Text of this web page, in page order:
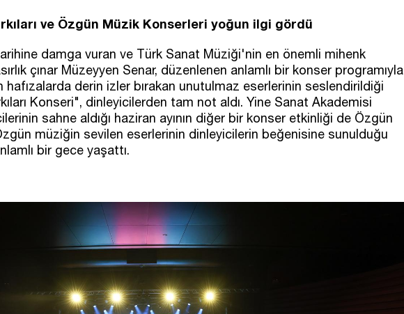
ve Özgün Müzik Konserleri yoğun ilgi gördü
damga vuran ve Türk Sanat Müziği'nin en önemli mihenk
çınar Müzeyyen Senar, düzenlenen anlamlı bir konser programıyla
hafızalarda derin izler bırakan unutulmaz eserlerinin seslendirildiği
Konseri", dinleyicilerden tam not aldı. Yine Sanat Akademisi
sahne aldığı haziran ayının diğer bir konser etkinliği de Özgün
müziğin sevilen eserlerinin dinleyicilerin beğenisine sunulduğu
bir gece yaşattı.